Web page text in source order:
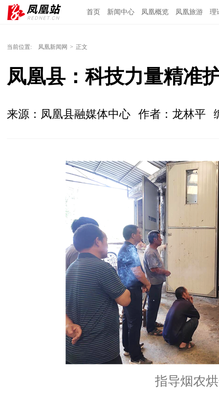
首页 新闻中心 凤凰概览 凤凰旅游 理
当前位置: 凤凰新闻网 > 正文
凤凰县：科技力量精准
来源：凤凰县融媒体中心 作者：龙林平
指导烟农